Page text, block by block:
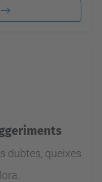
dubtes, queixes